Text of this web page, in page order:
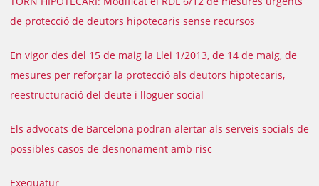
de protecció de deutors hipotecaris sense recursos
En vigor des del 15 de maig la Llei 1/2013, de 14 de maig, de
mesures per reforçar la protecció als deutors hipotecaris,
reestructuració del deute i lloguer social
Els advocats de Barcelona podran alertar als serveis socials de
possibles casos de desnonament amb risc
Exequatur